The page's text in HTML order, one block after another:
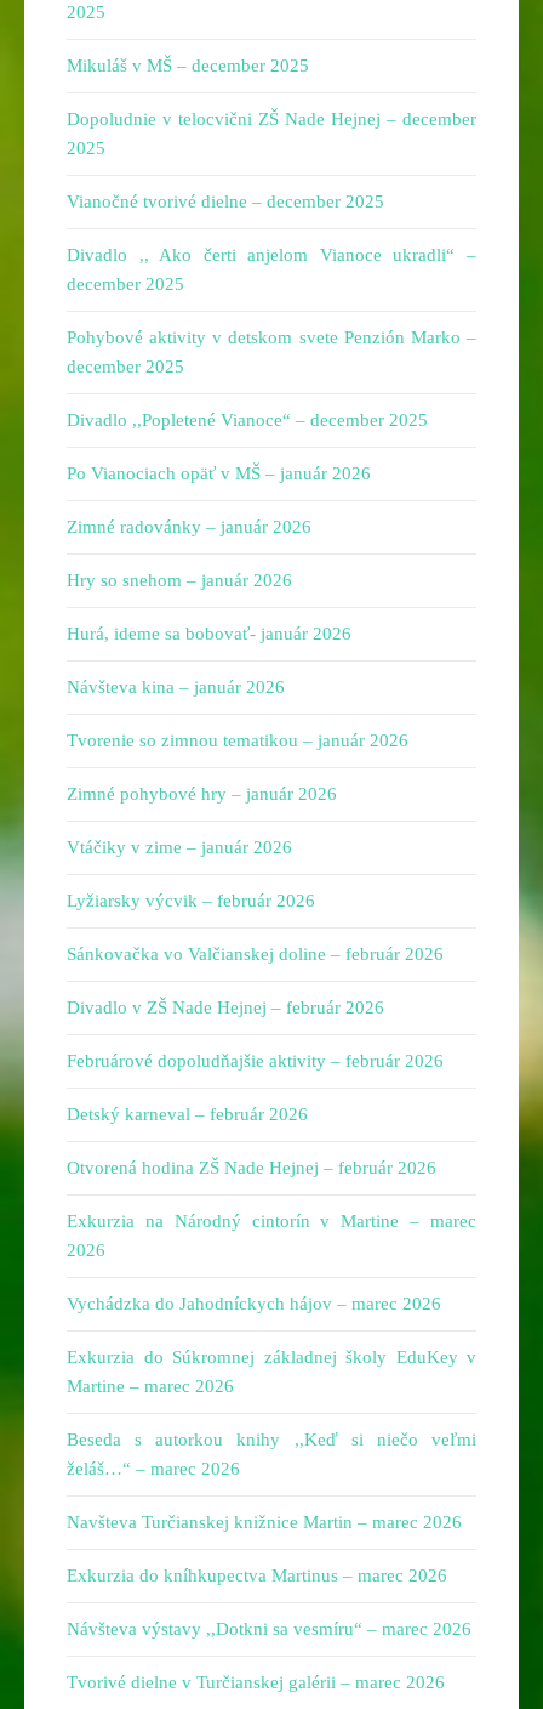
2025
Mikuláš v MŠ – december 2025
Dopoludnie v telocvični ZŠ Nade Hejnej – december
2025
Vianočné tvorivé dielne – december 2025
Divadlo ,, Ako čerti anjelom Vianoce ukradli“ –
december 2025
Pohybové aktivity v detskom svete Penzión Marko –
december 2025
Divadlo ,,Popletené Vianoce“ – december 2025
Po Vianociach opäť v MŠ – január 2026
Zimné radovánky – január 2026
Hry so snehom – január 2026
Hurá, ideme sa bobovať- január 2026
Návšteva kina – január 2026
Tvorenie so zimnou tematikou – január 2026
Zimné pohybové hry – január 2026
Vtáčiky v zime – január 2026
Lyžiarsky výcvik – február 2026
Sánkovačka vo Valčianskej doline – február 2026
Divadlo v ZŠ Nade Hejnej – február 2026
Februárové dopoludňajšie aktivity – február 2026
Detský karneval – február 2026
Otvorená hodina ZŠ Nade Hejnej – február 2026
Exkurzia na Národný cintorín v Martine – marec
2026
Vychádzka do Jahodníckych hájov – marec 2026
Exkurzia do Súkromnej základnej školy EduKey v
Martine – marec 2026
Beseda s autorkou knihy ,,Keď si niečo veľmi
želáš…“ – marec 2026
Navšteva Turčianskej knižnice Martin – marec 2026
Exkurzia do kníhkupectva Martinus – marec 2026
Návšteva výstavy ,,Dotkni sa vesmíru“ – marec 2026
Tvorivé dielne v Turčianskej galérii – marec 2026